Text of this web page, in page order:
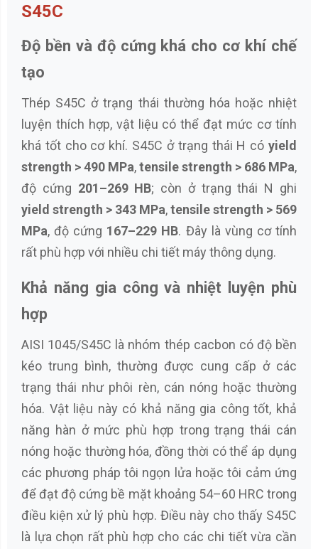
S45C
Độ bền và độ cứng khá cho cơ khí chế
tạo
Thép S45C ở trạng thái thường hóa hoặc nhiệt
luyện thích hợp, vật liệu có thể đạt mức cơ tính
khá tốt cho cơ khí. S45C ở trạng thái H có yield
strength > 490 MPa,tensile strength > 686 MPa,
độ cứng 201–269 HB; còn ở trạng thái N ghi
yield strength > 343 MPa,tensile strength > 569
MPa, độ cứng 167–229 HB. Đây là vùng cơ tính
rất phù hợp với nhiều chi tiết máy thông dụng.
Khả năng gia công và nhiệt luyện phù
hợp
AISI 1045/S45C là nhóm thép cacbon có độ bền
kéo trung bình, thường được cung cấp ở các
trạng thái như phôi rèn, cán nóng hoặc thường
hóa. Vật liệu này có khả năng gia công tốt, khả
năng hàn ở mức phù hợp trong trạng thái cán
nóng hoặc thường hóa, đồng thời có thể áp dụng
các phương pháp tôi ngọn lửa hoặc tôi cảm ứng
để đạt độ cứng bề mặt khoảng 54–60 HRC trong
điều kiện xử lý phù hợp. Điều này cho thấy S45C
là lựa chọn rất phù hợp cho các chi tiết vừa cần